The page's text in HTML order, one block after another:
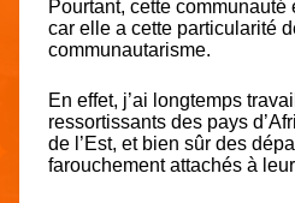
Pourtant, cette
car elle a cette particularité
communautarisme.
En effet, j’ai longtemps
ressortissants des pays
de l’Est, et bien sûr des
farouchement attachés à